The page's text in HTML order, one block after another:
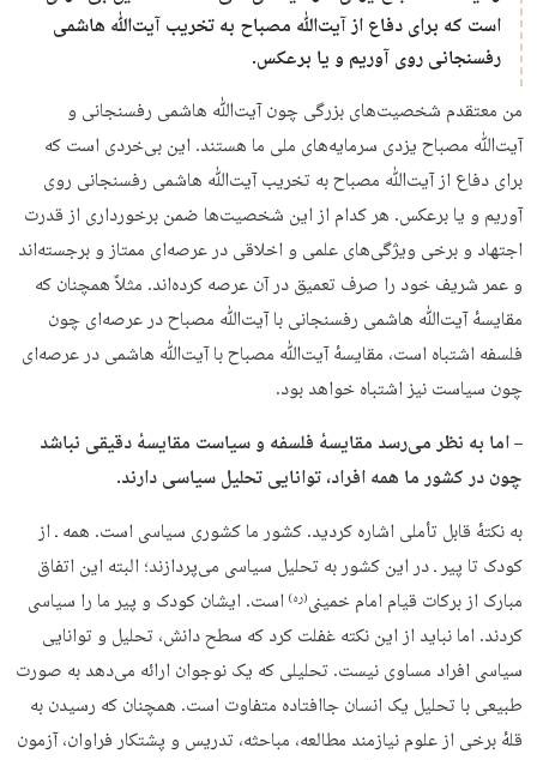
است که برای دفاع از آیت‌ﷲ مصباح به تخریب آیت‌ﷲ هاشمی
رفسنجانی روی آوریم و یا برعکس.
من معتقدم شخصیت‌های بزرگی چون آیت‌ﷲ هاشمی رفسنجانی و
آیت‌ﷲ مصباح یزدی سرمایه‌های ملی ما هستند. این بی‌خردی است که
برای دفاع از آیت‌ﷲ مصباح به تخریب آیت‌ﷲ هاشمی رفسنجانی روی
آوریم و یا برعکس. هر کدام از این شخصیت‌ها ضمن برخورداری از قدرت
اجتهاد و برخی ویژگی‌های علمی و اخلاقی در عرصه‌ای ممتاز و برجسته‌اند
و عمر شریف خود را صرف تعمیق در آن عرصه کرده‌اند. مثلاً همچنان که
مقایسهٔ آیت‌ﷲ هاشمی رفسنجانی با آیت‌ﷲ مصباح در عرصه‌ای چون
فلسفه اشتباه است، مقایسهٔ آیت‌ﷲ مصباح با آیت‌ﷲ هاشمی در عرصه‌ای
چون سیاست نیز اشتباه خواهد بود.
– اما به نظر می‌رسد مقایسهٔ فلسفه و سیاست مقایسهٔ دقیقی نباشد
چون در کشور ما همه افراد، توانایی تحلیل سیاسی دارند.
به نکتهٔ قابل تأملی اشاره کردید. کشور ما کشوری سیاسی است. همه ـ از
کودک تا پیر ـ در این کشور به تحلیل سیاسی می‌پردازند؛ البته این اتفاق
مبارک از برکات قیام امام خمینی(ره) است. ایشان کودک و پیر ما را سیاسی
کردند. اما نباید از این نکته غفلت کرد که سطح دانش، تحلیل و توانایی
سیاسی افراد مساوی نیست. تحلیلی که یک نوجوان ارائه می‌دهد به صورت
طبیعی با تحلیل یک انسان جاافتاده متفاوت است. همچنان که رسیدن به
قلهٔ برخی از علوم نیازمند مطالعه، مباحثه، تدریس و پشتکار فراوان، آزمون